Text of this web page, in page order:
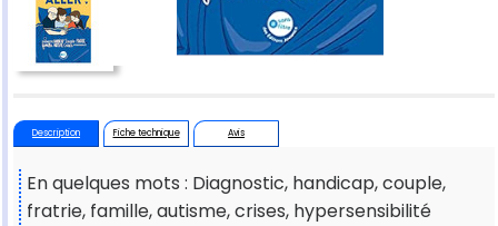
Description Fiche technique Avis
En quelques mots : Diagnostic, handicap, couple,
fratrie, famille, autisme, crises, hypersensibilité